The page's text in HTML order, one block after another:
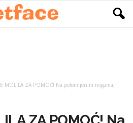
MOLILA ZA POMOĆ! Na polomljenim nogama,